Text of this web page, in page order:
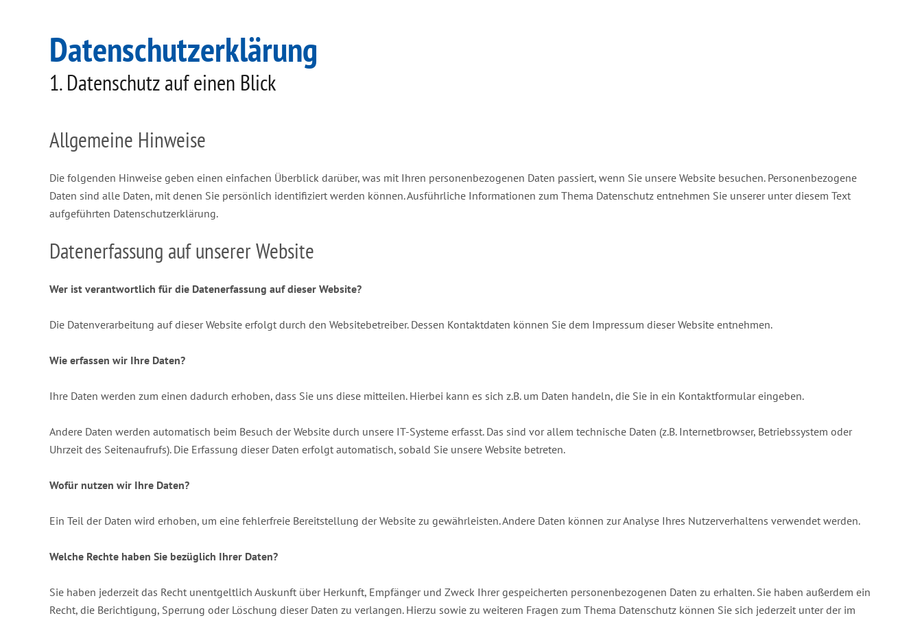
Datenschutzerklärung
1. Datenschutz auf einen Blick
Allgemeine Hinweise
Die folgenden Hinweise geben einen einfachen Überblick darüber, was mit Ihren personenbezogenen Daten passiert, wenn Sie unsere Website besuchen. Personenbezogene
Daten sind alle Daten, mit denen Sie persönlich identifiziert werden können. Ausführliche Informationen zum Thema Datenschutz entnehmen Sie unserer unter diesem Text
aufgeführten Datenschutzerklärung.
Datenerfassung auf unserer Website
Wer ist verantwortlich für die Datenerfassung auf dieser Website?
Die Datenverarbeitung auf dieser Website erfolgt durch den Websitebetreiber. Dessen Kontaktdaten können Sie dem Impressum dieser Website entnehmen.
Wie erfassen wir Ihre Daten?
Ihre Daten werden zum einen dadurch erhoben, dass Sie uns diese mitteilen. Hierbei kann es sich z.B. um Daten handeln, die Sie in ein Kontaktformular eingeben.
Andere Daten werden automatisch beim Besuch der Website durch unsere IT-Systeme erfasst. Das sind vor allem technische Daten (z.B. Internetbrowser, Betriebssystem oder
Uhrzeit des Seitenaufrufs). Die Erfassung dieser Daten erfolgt automatisch, sobald Sie unsere Website betreten.
Wofür nutzen wir Ihre Daten?
Ein Teil der Daten wird erhoben, um eine fehlerfreie Bereitstellung der Website zu gewährleisten. Andere Daten können zur Analyse Ihres Nutzerverhaltens verwendet werden.
Welche Rechte haben Sie bezüglich Ihrer Daten?
Sie haben jederzeit das Recht unentgeltlich Auskunft über Herkunft, Empfänger und Zweck Ihrer gespeicherten personenbezogenen Daten zu erhalten. Sie haben außerdem ein
Recht, die Berichtigung, Sperrung oder Löschung dieser Daten zu verlangen. Hierzu sowie zu weiteren Fragen zum Thema Datenschutz können Sie sich jederzeit unter der im